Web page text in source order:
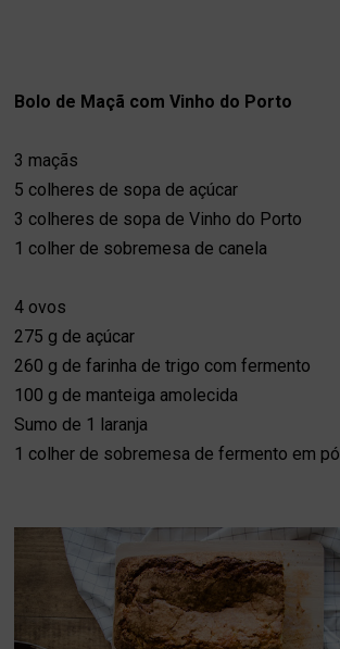
Bolo de Maçã com Vinho do Porto
3 maçãs
5 colheres de sopa de açúcar
3 colheres de sopa de Vinho do Porto
1 colher de sobremesa de canela
4 ovos
275 g de açúcar
260 g de farinha de trigo com fermento
100 g de manteiga amolecida
Sumo de 1 laranja
1 colher de sobremesa de fermento em pó